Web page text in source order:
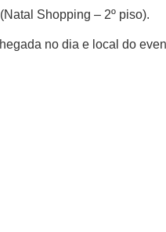
Shopping – 2º piso).
no dia e local do